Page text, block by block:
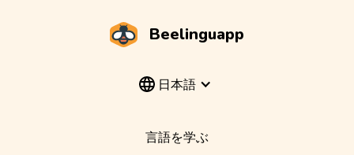
Beelinguapp
日本語
言語を学ぶ